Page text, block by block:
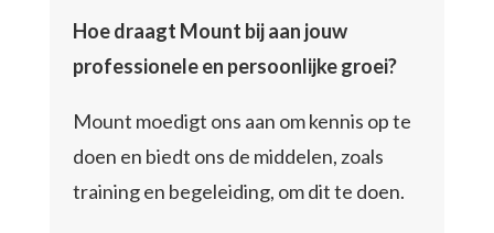
Hoe draagt Mount bij aan jouw
professionele en persoonlijke groei?
Mount moedigt ons aan om kennis op te
doen en biedt ons de middelen, zoals
training en begeleiding, om dit te doen.